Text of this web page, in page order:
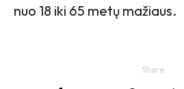
nuo 18 iki 65 metų mažiaus.
Share